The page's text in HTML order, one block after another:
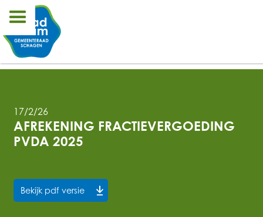
17/2/26
AFREKENING FRACTIEVERGOEDING
PVDA 2025
Bekijk pdf versie